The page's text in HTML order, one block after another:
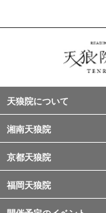
天狼院について
湘南天狼院
京都天狼院
福岡天狼院